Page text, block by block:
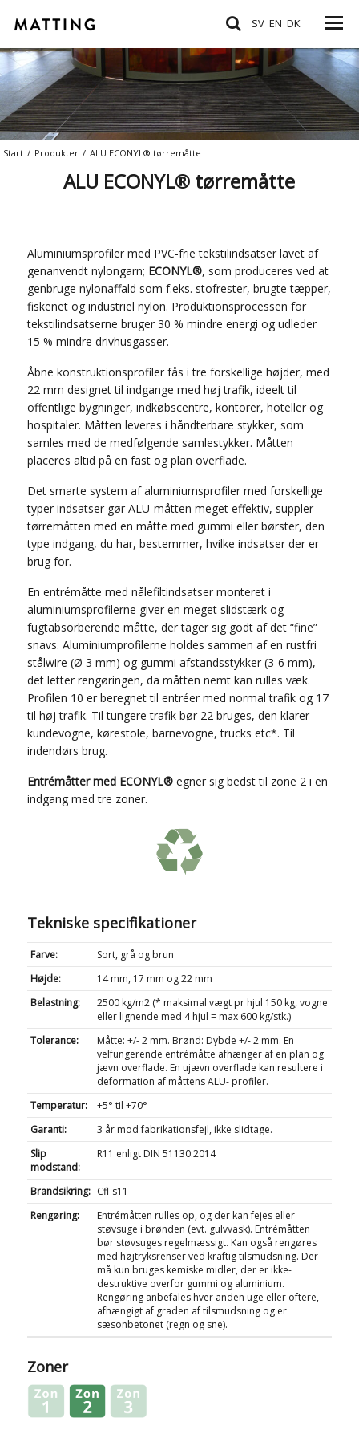
SV EN DK
Start / Produkter / ALU ECONYL® tørremåtte
ALU ECONYL® tørremåtte
Aluminiumsprofiler med PVC-frie tekstilindsatser lavet af
genanvendt nylongarn; ECONYL®, som produceres ved at
genbruge nylonaffald som f.eks. stofrester, brugte tæpper,
fiskenet og industriel nylon. Produktionsprocessen for
tekstilindsatserne bruger 30 % mindre energi og udleder
15 % mindre drivhusgasser.
Åbne konstruktionsprofiler fås i tre forskellige højder, med
22 mm designet til indgange med høj trafik, ideelt til
offentlige bygninger, indkøbscentre, kontorer, hoteller og
hospitaler. Måtten leveres i håndterbare stykker, som
samles med de medfølgende samlestykker. Måtten
placeres altid på en fast og plan overflade.
Det smarte system af aluminiumsprofiler med forskellige
typer indsatser gør ALU-måtten meget effektiv, suppler
tørremåtten med en måtte med gummi eller børster, den
type indgang, du har, bestemmer, hvilke indsatser der er
brug for.
En entrémåtte med nålefiltindsatser monteret i
aluminiumsprofilerne giver en meget slidstærk og
fugtabsorberende måtte, der tager sig godt af det “fine”
snavs. Aluminiumprofilerne holdes sammen af en rustfri
stålwire (Ø 3 mm) og gummi afstandsstykker (3-6 mm),
det letter rengøringen, da måtten nemt kan rulles væk.
Profilen 10 er beregnet til entréer med normal trafik og 17
til høj trafik. Til tungere trafik bør 22 bruges, den klarer
kundevogne, kørestole, barnevogne, trucks etc*. Til
indendørs brug.
Entrémåtter med ECONYL®egner sig bedst til zone 2 i en
indgang med tre zoner.
Tekniske specifikationer
Farve:
Sort, grå og brun
Højde:
14 mm, 17 mm og 22 mm
Belastning:
2500 kg/m2(* maksimal vægt pr hjul 150 kg, vogne
eller lignende med 4 hjul = max 600 kg/stk.)
Tolerance:
Måtte: +/- 2 mm. Brønd: Dybde +/- 2 mm. En
velfungerende entrémåtte afhænger af en plan og
jævn overflade. En ujævn overflade kan resultere i
deformation af måttens ALU- profiler.
Temperatur:
+5° til +70°
Garanti:
3 år mod fabrikationsfejl, ikke slidtage.
Slip
modstand:
R11 enligt DIN 51130:2014
Brandsikring: Cfl-s11
Rengøring:
Entrémåtten rulles op, og der kan fejes eller
støvsuge i brønden (evt. gulvvask). Entrémåtten
bør støvsuges regelmæssigt. Kan også rengøres
med højtryksrenser ved kraftig tilsmudsning. Der
må kun bruges kemiske midler, der er ikke-
destruktive overfor gummi og aluminium.
Rengøring anbefales hver anden uge eller oftere,
afhængigt af graden af ​​tilsmudsning og er
sæsonbetonet (regn og sne).
Zoner